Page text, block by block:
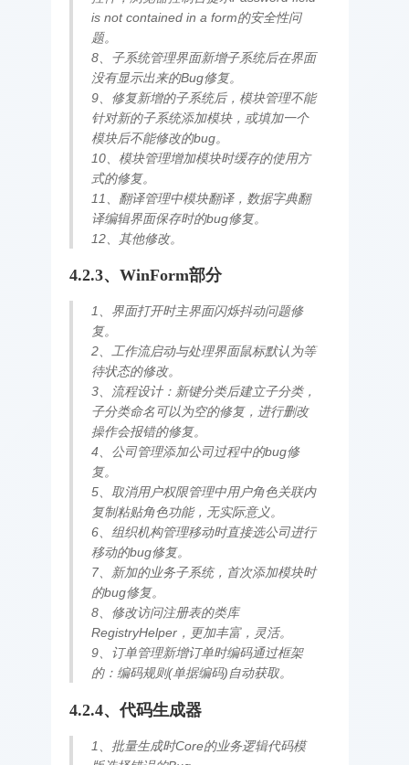
is not contained in a form的安全性问
题。
8、子系统管理界面新增子系统后在界面
没有显示出来的Bug修复。
9、修复新增的子系统后，模块管理不能
针对新的子系统添加模块，或填加一个
模块后不能修改的bug。
10、模块管理增加模块时缓存的使用方
式的修复。
11、翻译管理中模块翻译，数据字典翻
译编辑界面保存时的bug修复。
12、其他修改。
4.2.3、WinForm部分
1、界面打开时主界面闪烁抖动问题修
复。
2、工作流启动与处理界面鼠标默认为等
待状态的修改。
3、流程设计：新键分类后建立子分类，
子分类命名可以为空的修复，进行删改
操作会报错的修复。
4、公司管理添加公司过程中的bug修
复。
5、取消用户权限管理中用户角色关联内
复制粘贴角色功能，无实际意义。
6、组织机构管理移动时直接选公司进行
移动的bug修复。
7、新加的业务子系统，首次添加模块时
的bug修复。
8、修改访问注册表的类库
RegistryHelper，更加丰富，灵活。
9、订单管理新增订单时编码通过框架
的：编码规则(单据编码)自动获取。
4.2.4、代码生成器
1、批量生成时Core的业务逻辑代码模